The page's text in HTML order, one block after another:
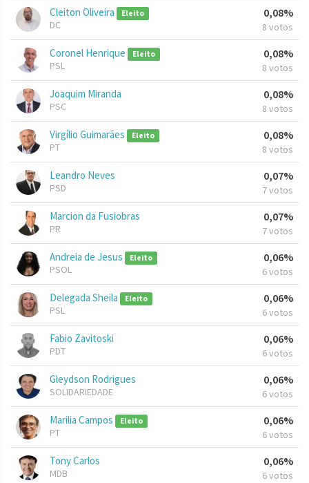
Cleiton Oliveira Eleito
DC
0,08%
8 votos
Coronel Henrique Eleito
PSL
0,08%
8 votos
Joaquim Miranda
PSC
0,08%
8 votos
Virgílio Guimarães Eleito
PT
0,08%
8 votos
Leandro Neves
PSD
0,07%
7 votos
Marcion da Fusiobras
PR
0,07%
7 votos
Andreia de Jesus Eleito
PSOL
0,06%
6 votos
Delegada Sheila Eleito
PSL
0,06%
6 votos
Fabio Zavitoski
PDT
0,06%
6 votos
Gleydson Rodrigues
SOLIDARIEDADE
0,06%
6 votos
Marilia Campos Eleito
PT
0,06%
6 votos
Tony Carlos
MDB
0,06%
6 votos